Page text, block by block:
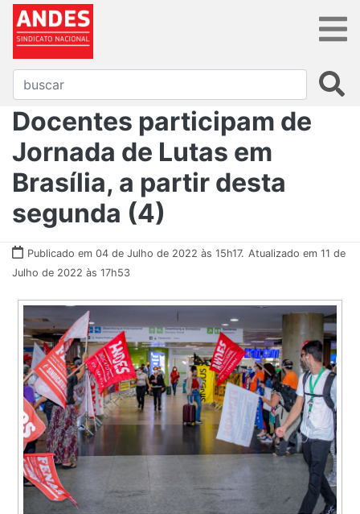
Docentes participam de
Jornada de Lutas em
Brasília, a partir desta
segunda (4)
Publicado em 04 de Julho de 2022 às 15h17. Atualizado em 11 de
Julho de 2022 às 17h53